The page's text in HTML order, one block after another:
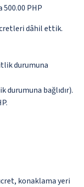
PHP
dâhil ettik.
durumuna
durumuna bağlıdır).
konaklama yeri